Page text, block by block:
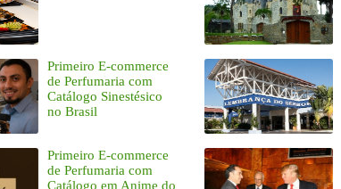
Primeiro E-commerce
de Perfumaria com
Catálogo Sinestésico
no Brasil
Primeiro E-commerce
de Perfumaria com
Catálogo em Anime do